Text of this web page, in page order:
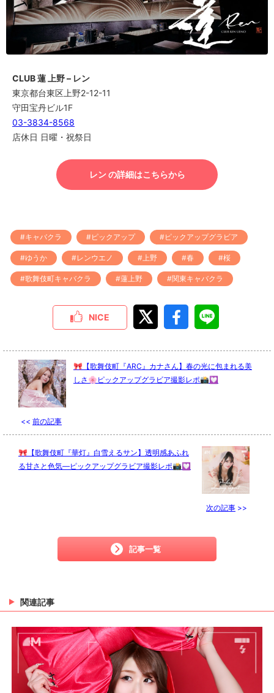
CLUB 蓮 上野 – レン
東京都台東区上野2-12-11
守田宝丹ビル1F
03-3834-8568
店休日 日曜・祝祭日
レン の詳細はこちらから
#キャバクラ #ピックアップ #ピックアップグラビア
#ゆうか #レンウエノ #上野 #春 #桜
#歌舞伎町キャバクラ #蓮上野 #関東キャバクラ
NICE
<< 前の記事
🎀【歌舞伎町『ARC』カナさん】春の光に包まれる美
しさ🌸ピックアップグラビア撮影レポ📸💟
次の記事 >>
🎀【歌舞伎町『華灯』白雪えるサン】透明感あふれ
る甘さと色気—ピックアップグラビア撮影レポ📸💟
記事一覧
関連記事